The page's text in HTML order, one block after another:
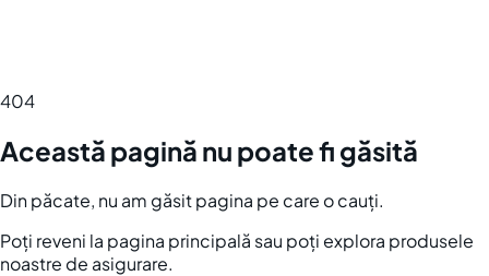
404
Această pagină nu poate fi găsită
Din păcate, nu am găsit pagina pe care o cauți.
Poți reveni la pagina principală sau poți explora produsele
noastre de asigurare.